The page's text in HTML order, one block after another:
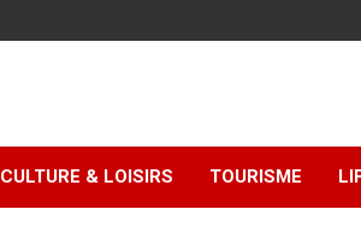
CULTURE & LOISIRS TOURISME